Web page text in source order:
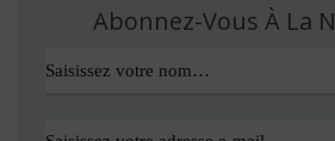
Abonnez-Vous À La